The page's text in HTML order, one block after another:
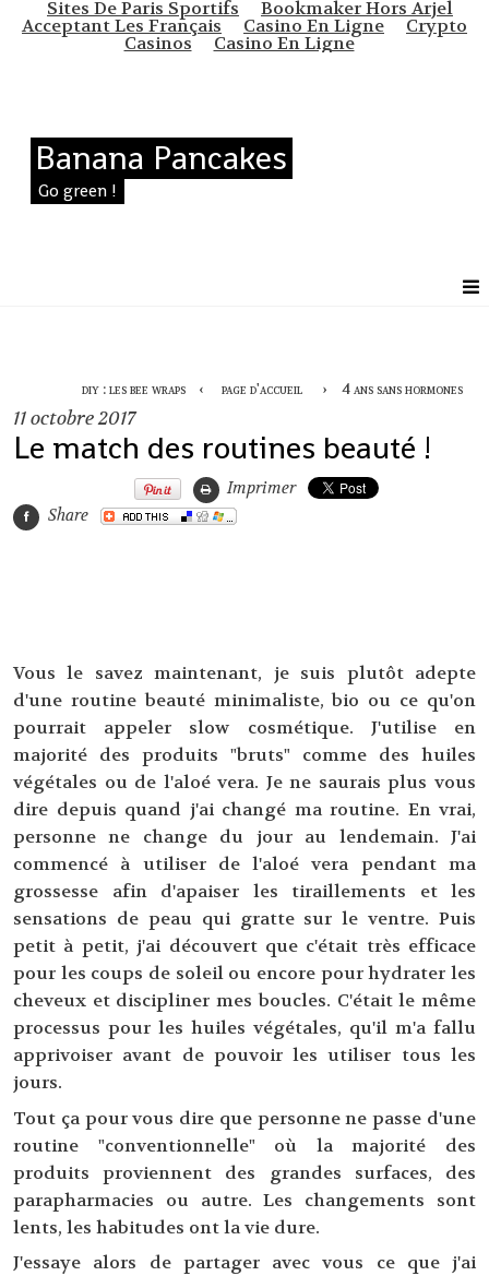
Sites De Paris Sportifs Bookmaker Hors Arjel
Acceptant Les Français Casino En Ligne Crypto
Casinos Casino En Ligne
Banana Pancakes
Go green !
diy : les bee wraps page d'accueil 4 ans sans hormones
11octobre 2017
Le match des routines beauté !
Imprimer
Share
Vous le savez maintenant, je suis plutôt adepte
d'une routine beauté minimaliste, bio ou ce qu'on
pourrait appeler slow cosmétique. J'utilise en
majorité des produits "bruts" comme des huiles
végétales ou de l'aloé vera. Je ne saurais plus vous
dire depuis quand j'ai changé ma routine. En vrai,
personne ne change du jour au lendemain. J'ai
commencé à utiliser de l'aloé vera pendant ma
grossesse afin d'apaiser les tiraillements et les
sensations de peau qui gratte sur le ventre. Puis
petit à petit, j'ai découvert que c'était très efficace
pour les coups de soleil ou encore pour hydrater les
cheveux et discipliner mes boucles. C'était le même
processus pour les huiles végétales, qu'il m'a fallu
apprivoiser avant de pouvoir les utiliser tous les
jours.
Tout ça pour vous dire que personne ne passe d'une
routine "conventionnelle" où la majorité des
produits proviennent des grandes surfaces, des
parapharmacies ou autre. Les changements sont
lents, les habitudes ont la vie dure.
J'essaye alors de partager avec vous ce que j'ai